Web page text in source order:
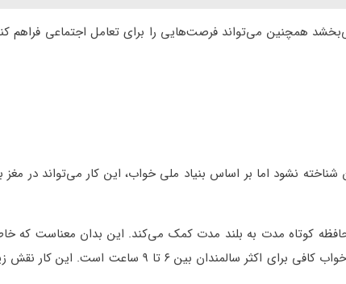
همچنین می‌تواند فرصت‌هایی را برای تعامل اجتماعی فراهم
نشود اما بر اساس بنیاد ملی خواب، این کار می‌تواند در مغز
کوتاه مدت به بلند مدت کمک می‌کند. این بدان معناست که
جدیدی که سالمندان ایجاد می‌کنند بیشتر در ذهن آن‌ها باقی می‌ماند. خواب کافی برای اکثر سالمندان بین ۶ تا ۹ ساعت